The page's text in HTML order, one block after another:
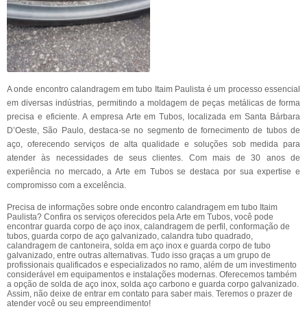
A onde encontro calandragem em tubo Itaim Paulista é um processo essencial
em diversas indústrias, permitindo a moldagem de peças metálicas de forma
precisa e eficiente. A empresa Arte em Tubos, localizada em Santa Bárbara
D’Oeste, São Paulo, destaca-se no segmento de fornecimento de tubos de
aço, oferecendo serviços de alta qualidade e soluções sob medida para
atender às necessidades de seus clientes. Com mais de 30 anos de
experiência no mercado, a Arte em Tubos se destaca por sua expertise e
compromisso com a excelência.
Precisa de informações sobre onde encontro calandragem em tubo Itaim
Paulista? Confira os serviços oferecidos pela Arte em Tubos, você pode
encontrar guarda corpo de aço inox, calandragem de perfil, conformação de
tubos, guarda corpo de aço galvanizado, calandra tubo quadrado,
calandragem de cantoneira, solda em aço inox e guarda corpo de tubo
galvanizado, entre outras alternativas. Tudo isso graças a um grupo de
profissionais qualificados e especializados no ramo, além de um investimento
considerável em equipamentos e instalações modernas. Oferecemos também
a opção de solda de aço inox, solda aço carbono e guarda corpo galvanizado.
Assim, não deixe de entrar em contato para saber mais. Teremos o prazer de
atender você ou seu empreendimento!